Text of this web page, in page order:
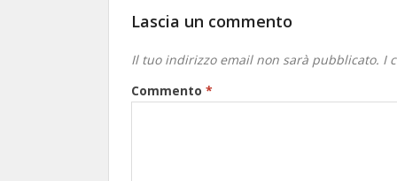
Lascia un commento
Il tuo indirizzo email non sarà pubblicato. I
Commento *